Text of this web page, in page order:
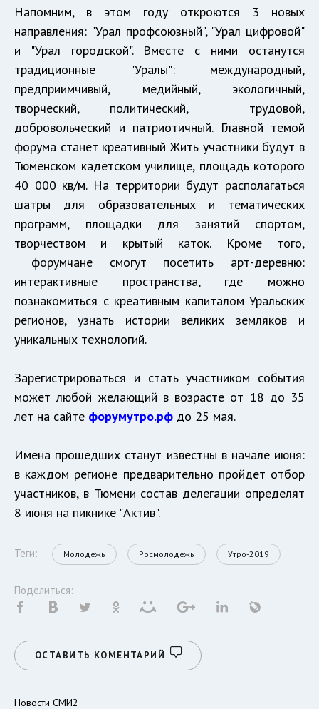
Напомним, в этом году откроются 3 новых
направления: "Урал профсоюзный", "Урал цифровой"
и "Урал городской". Вместе с ними останутся
традиционные "Уралы": международный,
предприимчивый, медийный, экологичный,
творческий, политический, трудовой,
добровольческий и патриотичный. Главной темой
форума станет креативный Жить участники будут в
Тюменском кадетском училище, площадь которого
40 000 кв/м. На территории будут располагаться
шатры для образовательных и тематических
программ, площадки для занятий спортом,
творчеством и крытый каток. Кроме того,
форумчане смогут посетить арт-деревню:
интерактивные пространства, где можно
познакомиться с креативным капиталом Уральских
регионов, узнать истории великих земляков и
уникальных технологий.
Зарегистрироваться и стать участником события
может любой желающий в возрасте от 18 до 35
лет на сайте форумутро.рф до 25 мая.
Имена прошедших станут известны в начале июня:
в каждом регионе предварительно пройдет отбор
участников, в Тюмени состав делегации определят
8 июня на пикнике "Актив".
Теги: Молодежь Росмолодежь Утро-2019
Поделиться:
ОСТАВИТЬ КОМЕНТАРИЙ
Новости СМИ2